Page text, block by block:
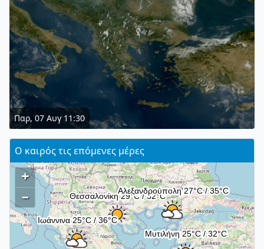
Παρ, 07 Αυγ 11:30
Ο καιρός τις επόμενες μέρες
+
–